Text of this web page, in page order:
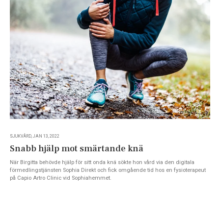
SJUKVÅRD, JAN 13, 2022
Snabb hjälp mot smärtande knä
När Birgitta behövde hjälp för sitt onda knä sökte hon vård via den digitala
förmedlingstjänsten Sophia Direkt och fick omgående tid hos en fysioterapeut
på Capio Artro Clinic vid Sophiahemmet.